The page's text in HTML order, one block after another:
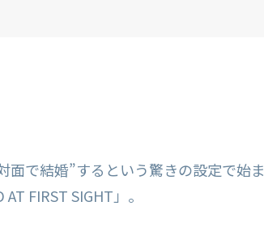
面で結婚”するという驚きの設定で始
FIRST SIGHT」。